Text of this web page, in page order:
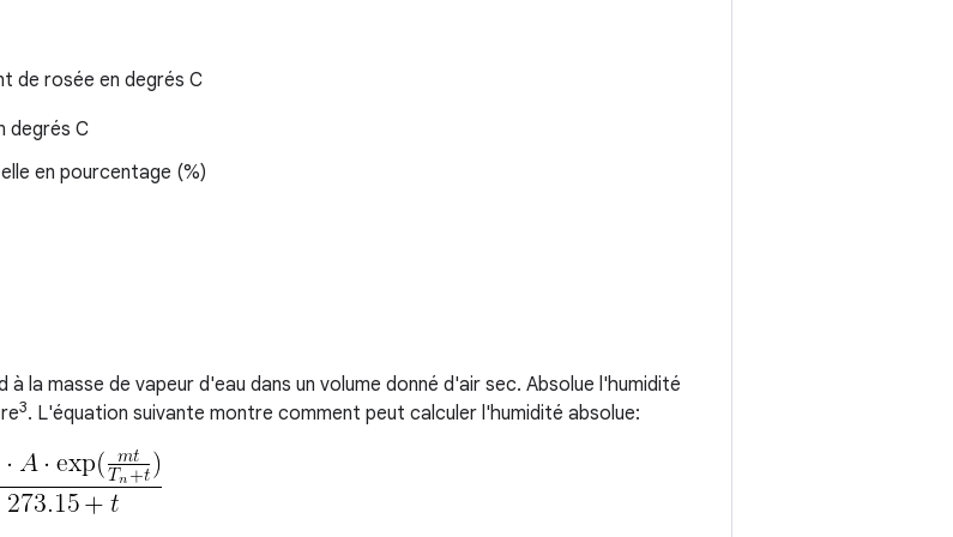
de rosée en degrés C
degrés C
en pourcentage (%)
la masse de vapeur d'eau dans un volume donné d'air sec. Absolue l'humidité
3. L'équation suivante montre comment peut calculer l'humidité absolue: